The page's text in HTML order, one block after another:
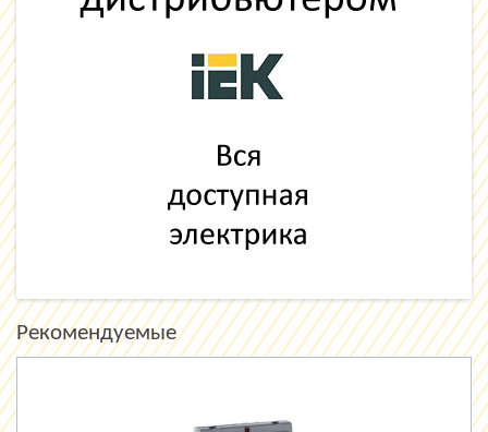
Рекомендуемые